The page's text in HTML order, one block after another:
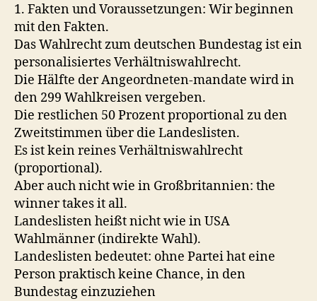
1. Fakten und Voraussetzungen: Wir beginnen
mit den Fakten.
Das Wahlrecht zum deutschen Bundestag ist ein
personalisiertes Verhältniswahlrecht.
Die Hälfte der Angeordneten-mandate wird in
den 299 Wahlkreisen vergeben.
Die restlichen 50 Prozent proportional zu den
Zweitstimmen über die Landeslisten.
Es ist kein reines Verhältniswahlrecht
(proportional).
Aber auch nicht wie in Großbritannien: the
winner takes it all.
Landeslisten heißt nicht wie in USA
Wahlmänner (indirekte Wahl).
Landeslisten bedeutet: ohne Partei hat eine
Person praktisch keine Chance, in den
Bundestag einzuziehen